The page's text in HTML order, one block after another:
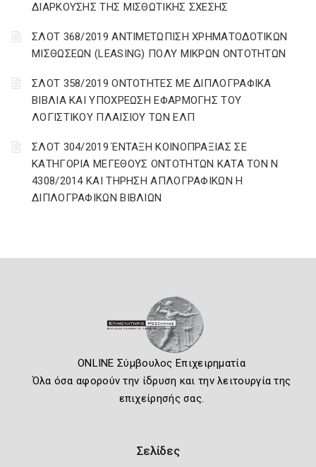
ΔΙΑΡΚΟΥΣΗΣ ΤΗΣ ΜΙΣΘΩΤΙΚΗΣ ΣΧΕΣΗΣ
ΣΛΟΤ 368/2019 ΑΝΤΙΜΕΤΩΠΙΣΗ ΧΡΗΜΑΤΟΔΟΤΙΚΩΝ
ΜΙΣΘΩΣΕΩΝ (LEASING) ΠΟΛΥ ΜΙΚΡΩΝ ΟΝΤΟΤΗΤΩΝ
ΣΛΟΤ 358/2019 ΟΝΤΟΤΗΤΕΣ ΜΕ ΔΙΠΛΟΓΡΑΦΙΚΑ
ΒΙΒΛΙΑ ΚΑΙ ΥΠΟΧΡΕΩΣΗ ΕΦΑΡΜΟΓΗΣ ΤΟΥ
ΛΟΓΙΣΤΙΚΟΥ ΠΛΑΙΣΙΟΥ ΤΩΝ ΕΛΠ
ΣΛΟΤ 304/2019 ΈΝΤΑΞΗ ΚΟΙΝΟΠΡΑΞΙΑΣ ΣΕ
ΚΑΤΗΓΟΡΙΑ ΜΕΓΕΘΟΥΣ ΟΝΤΟΤΗΤΩΝ ΚΑΤΑ ΤΟΝ Ν
4308/2014 ΚΑΙ ΤΗΡΗΣΗ ΑΠΛΟΓΡΑΦΙΚΩΝ Η
ΔΙΠΛΟΓΡΑΦΙΚΩΝ ΒΙΒΛΙΩΝ
ONLINE Σύμβουλος Επιχειρηματία
Όλα όσα αφορούν την ίδρυση και την λειτουργία της
επιχείρησής σας.
Σελίδες